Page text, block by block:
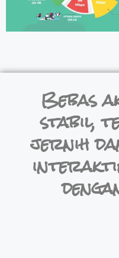
Bebas
stabil,
jernih